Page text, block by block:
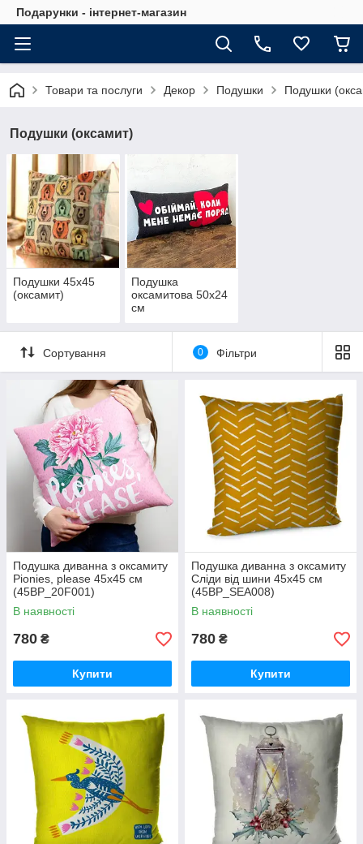
Подарунки - інтернет-магазин
Товари та послуги Декор Подушки Подушки
Подушки (оксамит)
Подушки 45х45
(оксамит)
Подушка
оксамитова 50х24
см
Сортування 0 Фільтри
Подушка диванна з оксамиту
Pionies, please 45x45 см
(45BP_20F001)
В наявності
780 ₴
Купити
Подушка диванна з оксамиту
Сліди від шини 45x45 см
(45BP_SEA008)
В наявності
780 ₴
Купити